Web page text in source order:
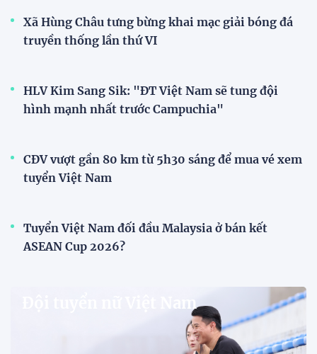
XEM THÊM
V-League
VPF chính thức ra mắt bộ nhận diện thương hiệu và
slogan mới cho hệ thống các giải bóng đá chuyên
nghiệp quốc gia, mở ra diện mạo mới cho V.League